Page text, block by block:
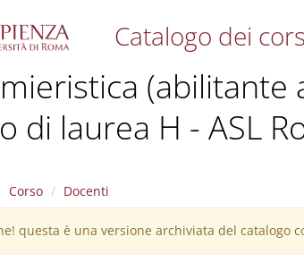
Catalogo dei
(abilitante
di laurea H - ASL
Corso Docenti
questa è una versione archiviata del catalogo